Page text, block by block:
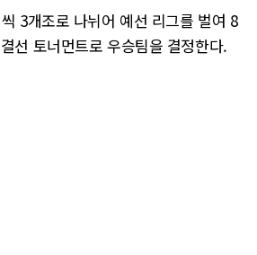
3개조로 나뉘어 예선 리그를 벌여 8
선 토너먼트로 우승팀을 결정한다.